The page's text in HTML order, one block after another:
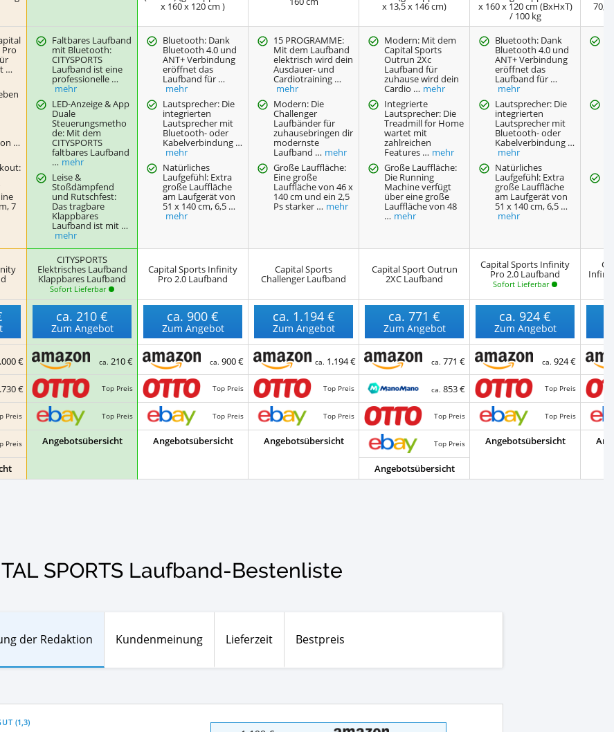
x 160 x 120 cm ) x 13,5 x 146 cm) x 160 x 120 cm (BxHxT)
/ 100 kg
70,5
…
…
7
Faltbares Laufband
mit Bluetooth:
CITYSPORTS
Laufband ist eine
professionelle …
mehr
LED-Anzeige & App
Duale
Steuerungsmetho
de: Mit dem
CITYSPORTS
faltbares Laufband
… mehr
Leise &
Stoßdämpfend
und Rutschfest:
Das tragbare
Klappbares
Laufband ist mit …
mehr
Bluetooth: Dank
Bluetooth 4.0 und
ANT+ Verbindung
eröffnet das
Laufband für …
mehr
Lautsprecher: Die
integrierten
Lautsprecher mit
Bluetooth- oder
Kabelverbindung …
mehr
Natürliches
Laufgefühl: Extra
große Lauffläche
am Laufgerät von
51 x 140 cm, 6,5 …
mehr
15 PROGRAMME:
Mit dem Laufband
elektrisch wird dein
Ausdauer- und
Cardiotraining …
mehr
Modern: Die
Challenger
Laufbänder für
zuhausebringen dir
modernste
Laufband … mehr
Große Lauffläche:
Eine große
Lauffläche von 46 x
140 cm und ein 2,5
Ps starker … mehr
Modern: Mit dem
Capital Sports
Outrun 2Xc
Laufband für
zuhause wird dein
Cardio … mehr
Integrierte
Lautsprecher: Die
Treadmill for Home
wartet mit
zahlreichen
Features … mehr
Große Lauffläche:
Die Running
Machine verfügt
über eine große
Lauffläche von 48
… mehr
Bluetooth: Dank
Bluetooth 4.0 und
ANT+ Verbindung
eröffnet das
Laufband für …
mehr
Lautsprecher: Die
integrierten
Lautsprecher mit
Bluetooth- oder
Kabelverbindung …
mehr
Natürliches
Laufgefühl: Extra
große Lauffläche
am Laufgerät von
51 x 140 cm, 6,5 …
mehr
CITYSPORTS
Elektrisches Laufband
Klappbares Laufband
Sofort Lieferbar
Capital Sports Infinity
Pro 2.0 Laufband
Capital Sports
Challenger Laufband
Capital Sport Outrun
2XC Laufband
Capital Sports Infinity
Pro 2.0 Laufband
Sofort Lieferbar
ca.210 €
Zum Angebot
ca. 900 €
Zum Angebot
ca. 1.194 €
Zum Angebot
ca.771 €
Zum Angebot
ca. 924 €
Zum Angebot
€
€
Preis
Preis
ca.210 €
Top Preis
Top Preis
Angebotsübersicht
ca.900 €
Top Preis
Top Preis
Angebotsübersicht
ca. 1.194 €
Top Preis
Top Preis
Angebotsübersicht
ca.771 €
ca.853 €
Top Preis
Top Preis
Angebotsübersicht
ca.924 €
Top Preis
Top Preis
Angebotsübersicht
SPORTS Laufband-Bestenliste
der Redaktion Kundenmeinung Bestpreis